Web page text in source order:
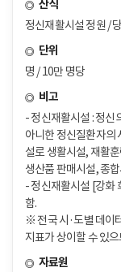
산식
정신재활시설 정원 /
단위
명 / 10만 명당
비고
- 정신재활시설 : 정신
아니한 정신질환자의
설로 생활시설, 재활
생산품 판매시설, 종
- 정신재활시설 [강화
함.
※ 전국 시·도별 데이
지표가 상이할 수 있
자료원